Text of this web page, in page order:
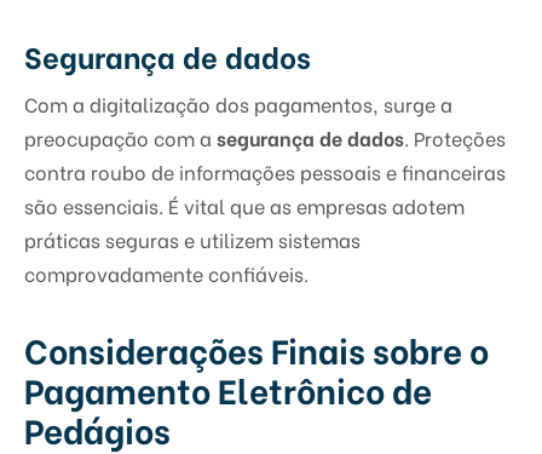
Segurança de dados
Com a digitalização dos pagamentos, surge a
preocupação com a segurança de dados. Proteções
contra roubo de informações pessoais e financeiras
são essenciais. É vital que as empresas adotem
práticas seguras e utilizem sistemas
comprovadamente confiáveis.
Considerações Finais sobre o
Pagamento Eletrônico de
Pedágios